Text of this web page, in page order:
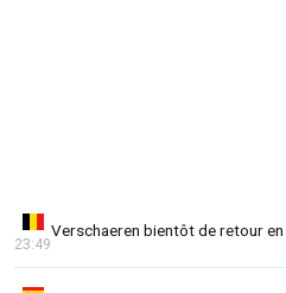
Verschaeren bientôt de retour
23:49